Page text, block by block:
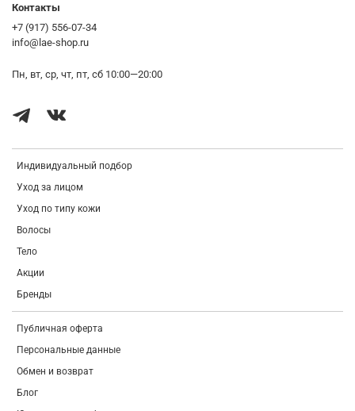
Индивидуальный подбор
Уход за лицом
Уход по типу кожи
Волосы
Тело
Акции
Бренды
Публичная оферта
Персональные данные
Обмен и возврат
Блог
Контакты
+7 (917) 556-07-34
info@lae-shop.ru
Пн, вт, ср, чт, пт, сб 10:00—20:00